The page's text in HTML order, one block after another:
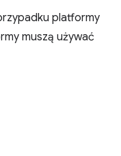
platformy
muszą używać